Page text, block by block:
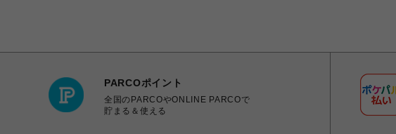
PARCOポイント
全国のPARCOやONLINE PARCOで
貯まる＆使える